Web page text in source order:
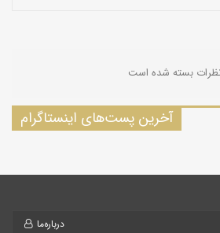
آخرین پست‌های اینستاگرام
درباره‌ما